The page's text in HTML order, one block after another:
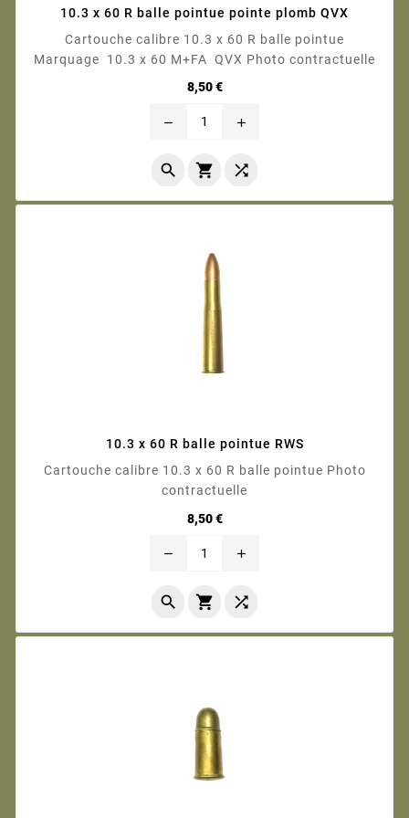
10.3 x 60 R balle pointue pointe plomb QVX
Cartouche calibre 10.3 x 60 R balle pointue
Marquage 10.3 x 60 M+FA QVX Photo contractuelle
8,50 €Prix
remove add
  
10.3 x 60 R balle pointue RWS
Cartouche calibre 10.3 x 60 R balle pointue Photo
contractuelle
8,50 €Prix
remove add
  